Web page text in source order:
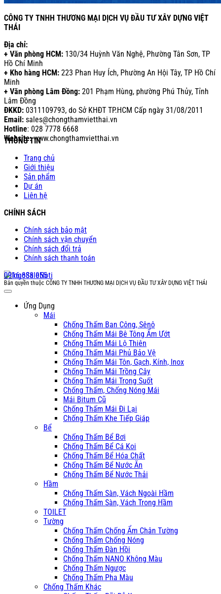
CÔNG TY TNHH THƯƠNG MẠI DỊCH VỤ ĐẦU TƯ XÂY DỰNG VIỆT
THÁI
Địa chỉ:
+ Văn phòng HCM: 130/34 Huỳnh Văn Nghệ, Phường Tân Sơn, TP
Hồ Chí Minh
+ Kho hàng HCM: 223 Phan Huy Ích, Phường An Hội Tây, TP Hồ Chí
Minh
+ Văn phòng Lâm Đồng: 201 Phạm Hùng, phường Phú Thủy, Tỉnh
Lâm Đồng
ĐKKD: 0311109793, do Sở KHĐT TP.HCM Cấp ngày 31/08/2011
Email: sales@chongthamvietthai.vn
Hotline: 028 7778 6668
Website:www.chongthamvietthai.vn
THÔNG TIN
Trang chủ
Giới thiệu
Sản phẩm
Dự án
Liên hệ
CHÍNH SÁCH
Chính sách bảo mật
Chính sách vận chuyển
Chính sách đổi trả
Chính sách thanh toán
0916 888 055
Bản quyền thuộc CÔNG TY TNHH THƯƠNG MẠI DỊCH VỤ ĐẦU TƯ XÂY DỰNG VIỆT THÁI
Ứng Dụng
Mái
Chống Thấm Ban Công, Sênô
Chống Thấm Mái Bê Tông Ẩm Ướt
Chống Thấm Mái Lộ Thiên
Chống Thấm Mái Phủ Bảo Vệ
Chống Thấm Mái Tôn, Gạch, Kính, Inox
Chống Thấm Mái Trồng Cây
Chống Thấm Mái Trong Suốt
Chống Thấm, Chống Nóng Mái
Mái Bitum Cũ
Chống Thấm Mái Đi Lại
Chống Thấm Khe Tiếp Giáp
Bể
Chống Thấm Bể Bơi
Chống Thấm Bể Cá Koi
Chống Thấm Bể Hóa Chất
Chống Thấm Bể Nước Ăn
Chống Thấm Bể Nước Thải
Hầm
Chống Thấm Sàn, Vách Ngoài Hầm
Chống Thấm Sàn, Vách Trong Hầm
TOILET
Tường
Chống Thấm Chống Ẩm Chân Tường
Chống Thấm Chống Nóng
Chống Thấm Đàn Hồi
Chống Thấm NANO Không Màu
Chống Thấm Ngược
Chống Thấm Pha Màu
Chống Thấm Khác